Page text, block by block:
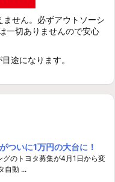
せん。必ずアウトソーシ
一切ありませんので安心
途になります。
ついに1万円の大台に！
のトヨタ募集が4月1日から変
自動 ...